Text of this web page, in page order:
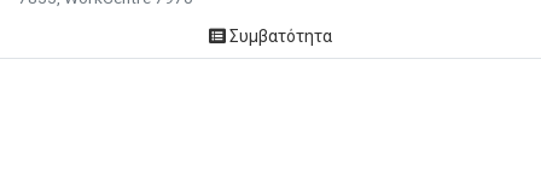
Συμβατότητα